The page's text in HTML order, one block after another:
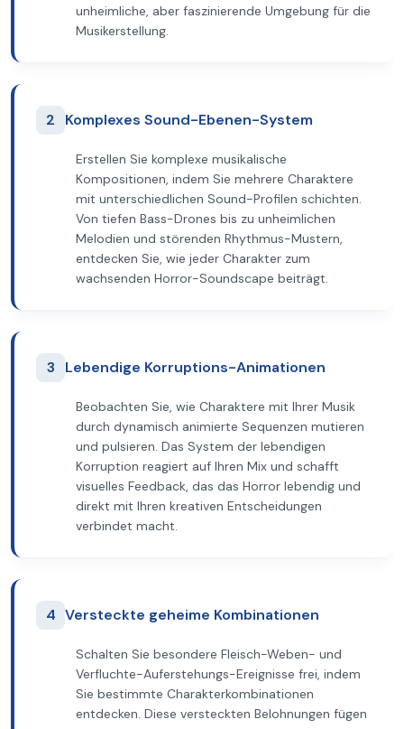
unheimliche, aber faszinierende Umgebung für die
Musikerstellung.
2 Komplexes Sound-Ebenen-System
Erstellen Sie komplexe musikalische
Kompositionen, indem Sie mehrere Charaktere
mit unterschiedlichen Sound-Profilen schichten.
Von tiefen Bass-Drones bis zu unheimlichen
Melodien und störenden Rhythmus-Mustern,
entdecken Sie, wie jeder Charakter zum
wachsenden Horror-Soundscape beiträgt.
3 Lebendige Korruptions-Animationen
Beobachten Sie, wie Charaktere mit Ihrer Musik
durch dynamisch animierte Sequenzen mutieren
und pulsieren. Das System der lebendigen
Korruption reagiert auf Ihren Mix und schafft
visuelles Feedback, das das Horror lebendig und
direkt mit Ihren kreativen Entscheidungen
verbindet macht.
4 Versteckte geheime Kombinationen
Schalten Sie besondere Fleisch-Weben- und
Verfluchte-Auferstehungs-Ereignisse frei, indem
Sie bestimmte Charakterkombinationen
entdecken. Diese versteckten Belohnungen fügen